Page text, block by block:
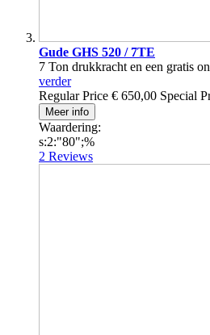
Gude GHS 520 / 7TE
7 Ton drukkracht en een gratis
verder
Regular Price € 650,00 Special
Meer info
Waardering:
s:2:"80";%
2 Reviews